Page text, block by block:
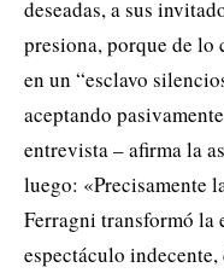
deseadas, a sus
presiona, porque de lo
en un “esclavo
aceptando
entrevista – afirma la
luego: «Precisamente
Ferragni transformó la
espectáculo